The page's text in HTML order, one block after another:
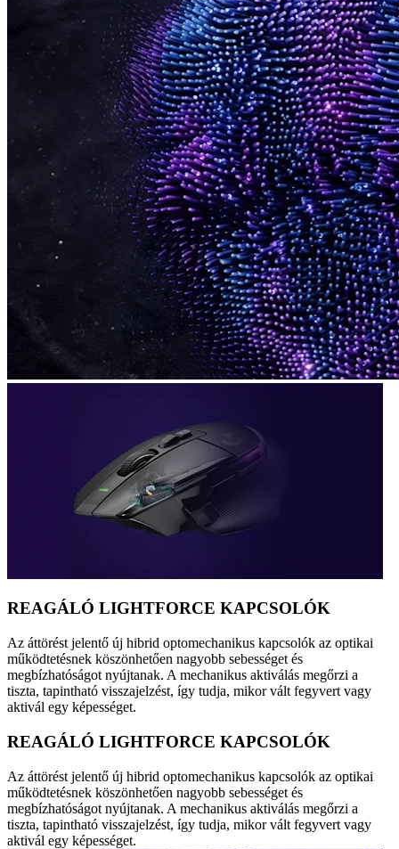
REAGÁLÓ LIGHTFORCE KAPCSOLÓK
Az áttörést jelentő új hibrid optomechanikus kapcsolók az optikai
működtetésnek köszönhetően nagyobb sebességet és
megbízhatóságot nyújtanak. A mechanikus aktiválás megőrzi a
tiszta, tapintható visszajelzést, így tudja, mikor vált fegyvert vagy
aktivál egy képességet.
REAGÁLÓ LIGHTFORCE KAPCSOLÓK
Az áttörést jelentő új hibrid optomechanikus kapcsolók az optikai
működtetésnek köszönhetően nagyobb sebességet és
megbízhatóságot nyújtanak. A mechanikus aktiválás megőrzi a
tiszta, tapintható visszajelzést, így tudja, mikor vált fegyvert vagy
aktivál egy képességet.